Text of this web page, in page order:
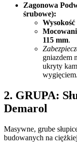
Zagonowa
śrubowe):
Wysokość
115 mm.
gniazdem
ukryty
wygięciem.
2. GRUPA:
Demarol
Masywne, grube
budowanych na